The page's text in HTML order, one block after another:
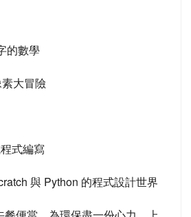
的數學
大冒險
式編寫
與 Python 的程式設計世界